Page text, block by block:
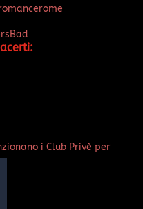
i Club Privè per